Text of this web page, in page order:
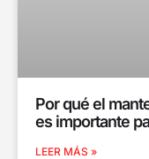
Por qué el
es importante
LEER MÁS »